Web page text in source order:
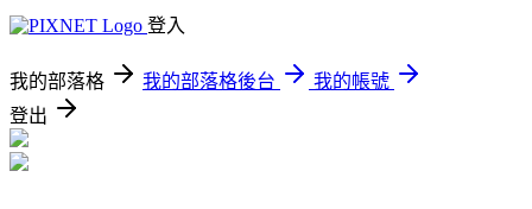
登入
我的部落格 我的部落格後台
我的帳號
登出